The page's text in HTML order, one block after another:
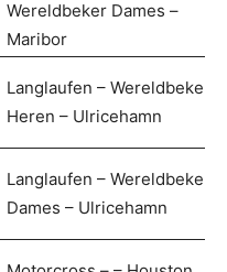
Wereldbeker Dames –
Maribor
Langlaufen – Wereldbeker
Heren – Ulricehamn
Langlaufen – Wereldbeker
Dames – Ulricehamn